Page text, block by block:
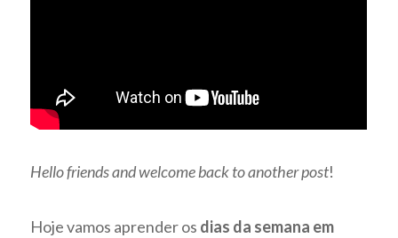
Hello friends and welcome back to another post!
Hoje vamos aprender os dias da semana em